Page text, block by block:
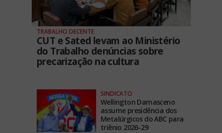
SINDICATO
Wellington Damasceno
assume presidência dos
Metalúrgicos do ABC para
triênio 2026-29
TRABALHO DECENTE
CUT e Sated levam ao Ministério
do Trabalho denúncias sobre
precarização na cultura